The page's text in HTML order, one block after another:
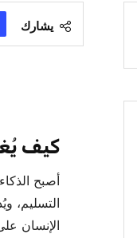
يشارك
كيف
أصبح
التسليم،
الإنسان